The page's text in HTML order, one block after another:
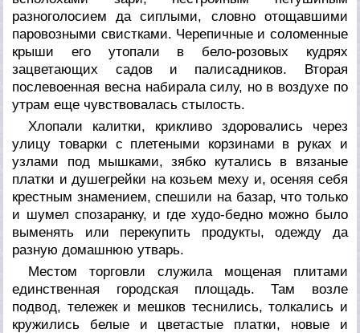
разноголосием да сиплыми, словно отощавшими
паровозными свистками. Черепичные и соломенные
крыши его утопали в бело-розовых кудрях
зацветающих садов и палисадников. Вторая
послевоенная весна набирала силу, но в воздухе по
утрам еще чувствовалась стылость.
Хлопали калитки, крикливо здоровались через
улицу товарки с плетеными корзинами в руках и
узлами под мышками, зябко кутались в вязаные
платки и душегрейки на козьем меху и, осеняя себя
крестным знамением, спешили на базар, что только
и шумел спозаранку, и где худо-бедно можно было
выменять или перекупить продукты, одежду да
разную домашнюю утварь.
Местом торговли служила мощеная плитами
единственная городская площадь. Там возле
подвод, тележек и мешков теснились, толкались и
кружились белые и цветастые платки, новые и